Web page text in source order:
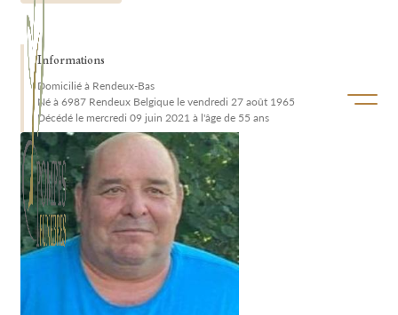
Ouvrir/
Informations
Domicilié à Rendeux-Bas
Né à 6987 Rendeux Belgique le vendredi 27 août 1965
Décédé le mercredi 09 juin 2021 à l'âge de 55 ans